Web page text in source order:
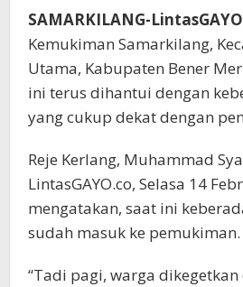
SAMARKILANG-
Kemukiman Samarkilang,
Utama, Kabupaten Bener
ini terus dihantui dengan
yang cukup dekat dengan
Reje Kerlang, Muhammad
LintasGAYO.co, Selasa 14
mengatakan, saat ini
sudah masuk ke pemukiman.
“Tadi pagi, warga dikegetkan